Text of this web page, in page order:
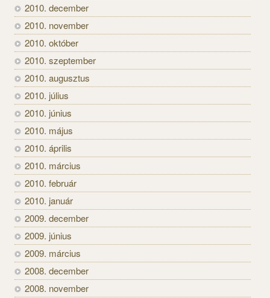
2010. december
2010. november
2010. október
2010. szeptember
2010. augusztus
2010. július
2010. június
2010. május
2010. április
2010. március
2010. február
2010. január
2009. december
2009. június
2009. március
2008. december
2008. november